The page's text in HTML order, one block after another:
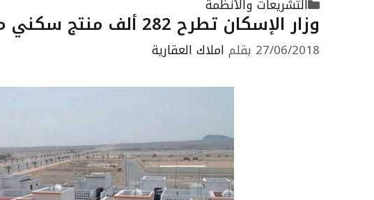
التشريعات والأنظمة
وزار الإسكان تطرح 282 ألف منتج سكني مدعوم خلال 2017
27/06/2018 بقلم املاك العقارية